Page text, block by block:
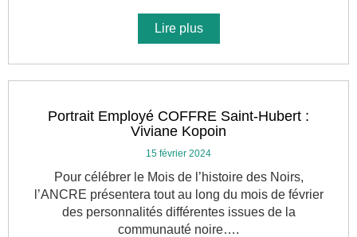
Lire plus
Portrait Employé COFFRE Saint-Hubert :
Viviane Kopoin
15 février 2024
Pour célébrer le Mois de l’histoire des Noirs,
l’ANCRE présentera tout au long du mois de février
des personnalités différentes issues de la
communauté noire….